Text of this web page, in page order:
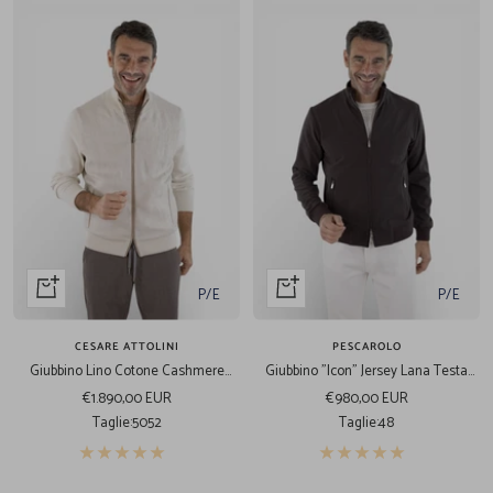
P/E
Acquista
veloce
CESARE ATTOLINI
Giubbino Lino Cotone Cashmere
Beige Chiaro
Prezzo
vendita
€1.890,00 EUR
Taglie:5052
P/E
Acquista
veloce
PESCAROLO
Giubbino "Icon" Jersey Lana Testa
Moro
Prezzo
vendita
€980,00 EUR
Taglie:48